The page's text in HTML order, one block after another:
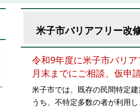
米子市バリアフリー改
令和9年度に米子市バリ
月末までにご相談、仮申
米子市では、既存の民間特定
うち、不特定多数の者が利用